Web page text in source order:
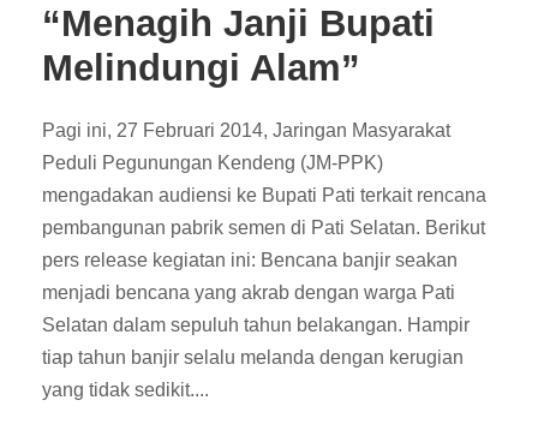
“Menagih Janji Bupati
Melindungi Alam”
Pagi ini, 27 Februari 2014, Jaringan Masyarakat
Peduli Pegunungan Kendeng (JM-PPK)
mengadakan audiensi ke Bupati Pati terkait rencana
pembangunan pabrik semen di Pati Selatan. Berikut
pers release kegiatan ini: Bencana banjir seakan
menjadi bencana yang akrab dengan warga Pati
Selatan dalam sepuluh tahun belakangan. Hampir
tiap tahun banjir selalu melanda dengan kerugian
yang tidak sedikit....